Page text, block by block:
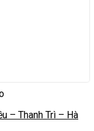
– Thanh Trì – Hà